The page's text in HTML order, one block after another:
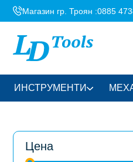
Магазин гр. Троян :0885
ИНСТРУМЕНТИ
Цена